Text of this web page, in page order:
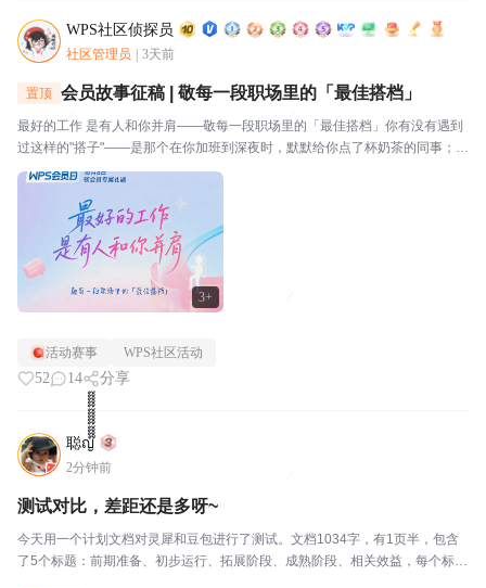
WPS社区侦探员
社区管理员 3天前
3+
置顶 会员故事征稿 | 敬每一段职场里的「最佳搭档」
最好的工作 是有人和你并肩——敬每一段职场里的「最佳搭档」你有没有遇到
过这样的"搭子"——是那个在你加班到深夜时，默默给你点了杯奶茶的同事；是
那个在你被需求追着跑时，帮你挡了一刀的项目经理；是那个看到你表格里有
活动赛事 WPS社区活动
52 14 分享
聪ญ๊๊๊๊๊๊๊๊๊๊๊๊๊๊
2分钟前
测试对比，差距还是多呀~
今天用一个计划文档对灵犀和豆包进行了测试。文档1034字，有1页半，包含
了5个标题：前期准备、初步运行、拓展阶段、成熟阶段、相关效益，每个标题